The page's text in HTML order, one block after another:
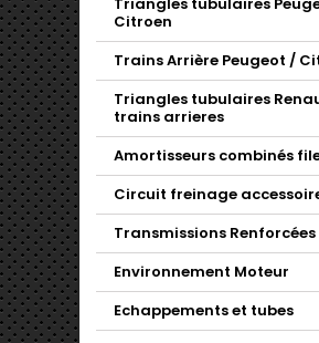
Citroen
Trains Arrière Peugeot /
Triangles tubulaires
trains arrieres
Amortisseurs combinés
Circuit freinage
Transmissions Renforcées
Environnement Moteur
Echappements et tubes